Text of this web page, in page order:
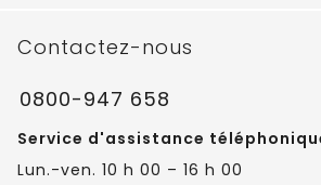
Contactez-nous
0800-947 658
Service d'assistance
Lun.-ven. 10 h 00 – 16 h 00